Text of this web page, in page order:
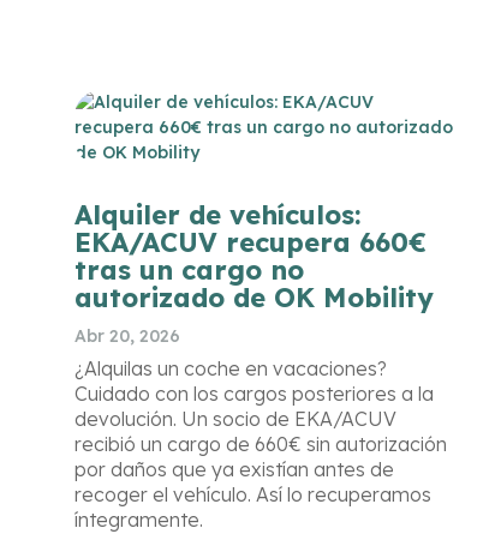
rechazó ambos. Desde EKA/ACUV te
contamos cómo terminó el caso y qué
debes saber si viajas con equipamiento
técnico.
Alquiler de vehículos:
EKA/ACUV recupera 660€
tras un cargo no
autorizado de OK Mobility
Abr 20, 2026
¿Alquilas un coche en vacaciones?
Cuidado con los cargos posteriores a la
devolución. Un socio de EKA/ACUV
recibió un cargo de 660€ sin autorización
por daños que ya existían antes de
recoger el vehículo. Así lo recuperamos
íntegramente.